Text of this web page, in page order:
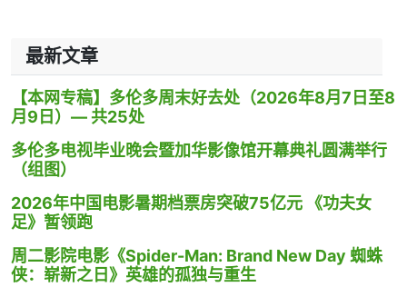
最新文章
【本网专稿】多伦多周末好去处（2026年8月7日至8
月9日）— 共25处
多伦多电视毕业晚会暨加华影像馆开幕典礼圆满举行
（组图）
2026年中国电影暑期档票房突破75亿元 《功夫女
足》暂领跑
周二影院电影《Spider-Man: Brand New Day 蜘蛛
侠：崭新之日》英雄的孤独与重生